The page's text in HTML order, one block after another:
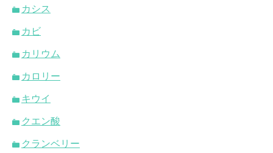
カシス
カビ
カリウム
カロリー
キウイ
クエン酸
クランベリー